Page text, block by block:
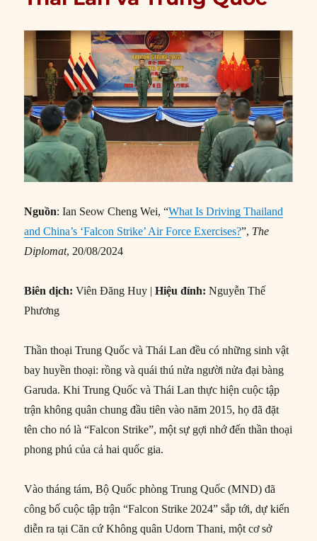
Nguồn: Ian Seow Cheng Wei, “What Is Driving Thailand
and China’s ‘Falcon Strike’ Air Force Exercises?”, The
Diplomat, 20/08/2024
Biên dịch: Viên Đăng Huy |Hiệu đính: Nguyễn Thế
Phương
Thần thoại Trung Quốc và Thái Lan đều có những sinh vật
bay huyền thoại: rồng và quái thú nửa người nửa đại bàng
Garuda. Khi Trung Quốc và Thái Lan thực hiện cuộc tập
trận không quân chung đầu tiên vào năm 2015, họ đã đặt
tên cho nó là “Falcon Strike”, một sự gợi nhớ đến thần thoại
phong phú của cả hai quốc gia.
Vào tháng tám, Bộ Quốc phòng Trung Quốc (MND) đã
công bố cuộc tập trận “Falcon Strike 2024” sắp tới, dự kiến
diễn ra tại Căn cứ Không quân Udorn Thani, một cơ sở